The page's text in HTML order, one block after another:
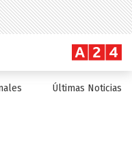
Últimas Noticias